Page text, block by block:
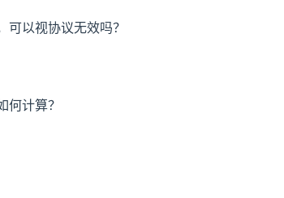
可以视协议无效吗？
何计算？